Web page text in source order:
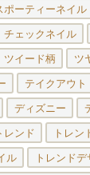
ポーティーネイル
チェックネイル
ツイード柄 ツ
テイクアウト
ディズニー
レンド トレン
ル トレンドデ